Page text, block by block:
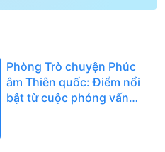
Phòng Trò chuyện Phúc
âm Thiên quốc: Điểm nổi
bật từ cuộc phỏng vấn